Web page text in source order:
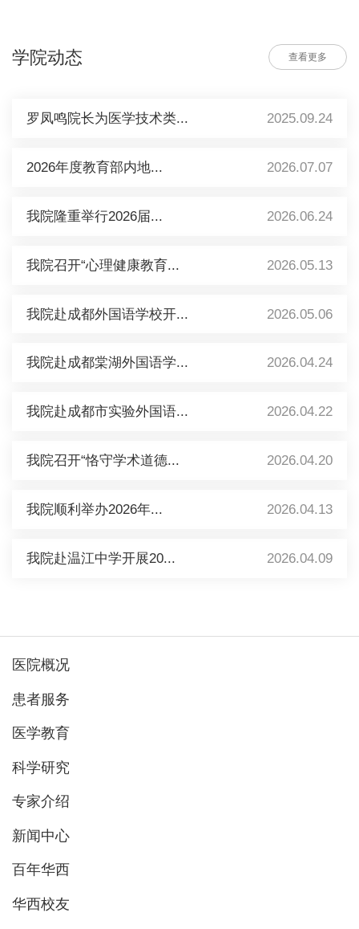
学院动态 查看更多
罗凤鸣院长为医学技术类... 2025.09.24
2026年度教育部内地... 2026.07.07
我院隆重举行2026届... 2026.06.24
我院召开“心理健康教育... 2026.05.13
我院赴成都外国语学校开... 2026.05.06
我院赴成都棠湖外国语学... 2026.04.24
我院赴成都市实验外国语... 2026.04.22
我院召开“恪守学术道德... 2026.04.20
我院顺利举办2026年... 2026.04.13
我院赴温江中学开展20... 2026.04.09
医院概况
患者服务
医学教育
科学研究
专家介绍
新闻中心
百年华西
华西校友